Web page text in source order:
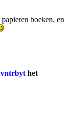
boeken, en
het